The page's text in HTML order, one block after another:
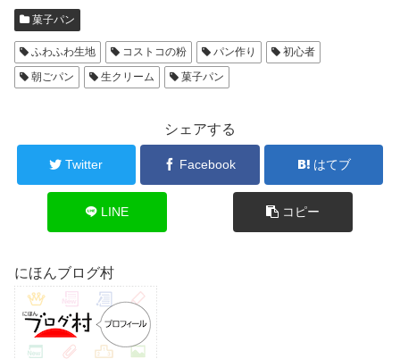
菓子パン
ふわふわ生地 コストコの粉 パン作り
初心者
朝ごパン
生クリーム 菓子パン
シェアする
Twitter Facebook はてブ
LINE コピー
にほんブログ村